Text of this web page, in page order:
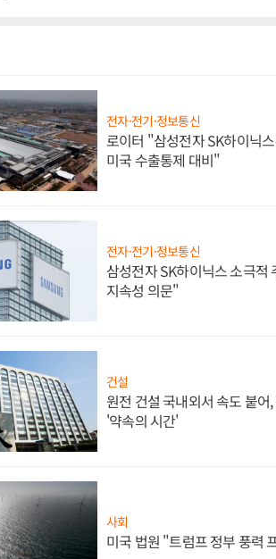
전자·전기·정보통신
로이터 "삼성전자 SK하이닉
미국 수출통제 대비"
전자·전기·정보통신
삼성전자 SK하이닉스 소극적
지속성 의문"
건설
원전 건설 국내외서 속도 붙어
'약속의 시간'
사회
미국 법원 "트럼프 정부 풍력